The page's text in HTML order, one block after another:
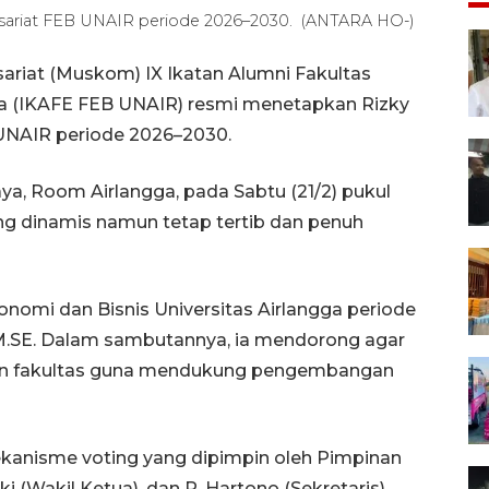
FEB UNAIR periode 2026–2030. (ANTARA HO-)
(Muskom) IX Ikatan Alumni Fakultas
FEB UNAIR) resmi menetapkan Rizky
periode 2026–2030.
Room Airlangga, pada Sabtu (21/2) pukul
dinamis namun tetap tertib dan penuh
dan Bisnis Universitas Airlangga periode
Dalam sambutannya, ia mendorong agar
fakultas guna mendukung pengembangan
voting yang dipimpin oleh Pimpinan